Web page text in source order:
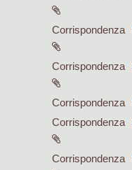
Corrispondenza
Corrispondenza
Corrispondenza
Corrispondenza
Corrispondenza